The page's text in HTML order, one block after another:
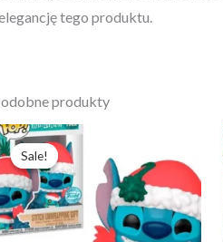
tego produktu.
produkty
Sale!
Sale!
Pierwotna
cena
wynosiła:
258,95 zł.
wynosi:
199,19 zł.